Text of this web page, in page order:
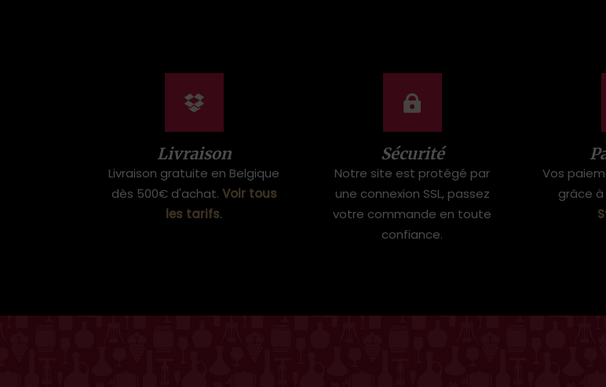
Livraison
Livraison gratuite en Belgique
dès 500€ d'achat. Voir tous
les tarifs.
Sécurité
Notre site est protégé par
une connexion SSL, passez
votre commande en toute
confiance.
Vos
grâce